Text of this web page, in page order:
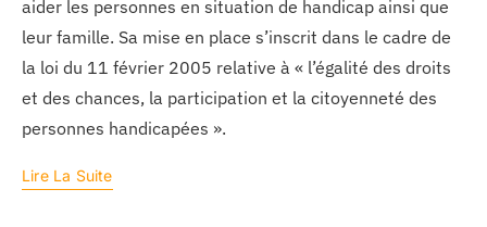
aider les personnes en situation de handicap ainsi que
leur famille. Sa mise en place s’inscrit dans le cadre de
la loi du 11 février 2005 relative à « l’égalité des droits
et des chances, la participation et la citoyenneté des
personnes handicapées ».
Lire La Suite